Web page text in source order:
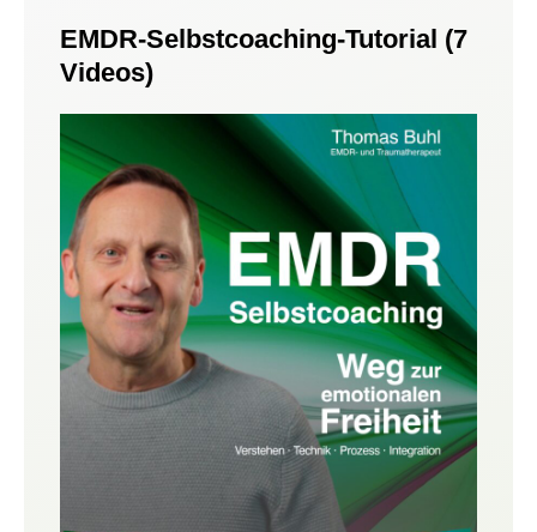
EMDR-Selbstcoaching-Tutorial (7
Videos)